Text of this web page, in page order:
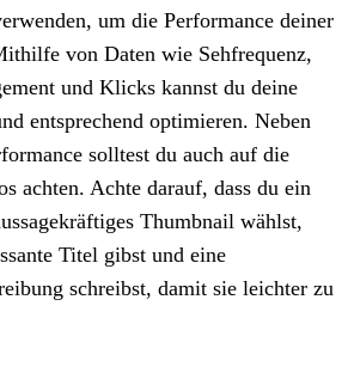
um die Performance deiner
von Daten wie Sehfrequenz,
und Klicks kannst du deine
entsprechend optimieren. Neben
solltest du auch auf die
achten. Achte darauf, dass du ein
Thumbnail wählst,
Titel gibst und eine
schreibst, damit sie leichter zu